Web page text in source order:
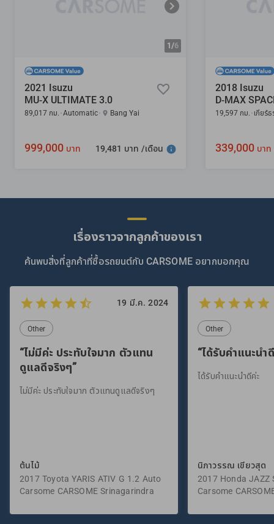
1/6
2021 Isuzu
MU-X ULTIMATE 3.0
89,017 กม. Automatic Bang Yai
999,000 บาท 19,481 บาท /เดือน
2018 Isuzu
D-MAX
19,597 กม. เกียร์
339,000 บาท
เรื่องราวจากลูกค้าของเรา
ค้นพบสิ่งที่ลูกค้าที่ซื้อรถยนต์กับ CARSOME อยากบอกคุณ
19 มี.ค. 2024
Other
“ไม่มีค่ะ ประทับใจมาก ตัวแทน
ดูแลดีจริงๆ”
ไม่มีค่ะ ประทับใจมาก ตัวแทนดูแลดีจริงๆ
ต้นไม้
2017 Toyota YARIS ATIV G 1.2 Auto
Carsome CARSOME Srinagarindra
Other
“ได้รับคำแนะนำ
ได้รับคำแนะนำดีค่ะ
นิภาวรรณ เขียวสุด
2017 Honda JAZZ
Carsome